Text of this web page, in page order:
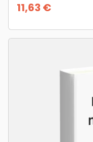
Prix
11,63 €